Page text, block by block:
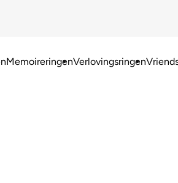
MemoireringenVerlovingsringen